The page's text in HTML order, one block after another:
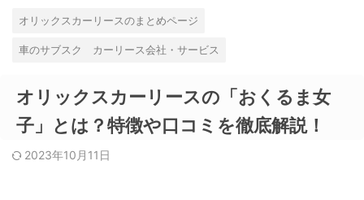
オリックスカーリースのまとめページ
車のサブスク カーリース会社・サービス
オリックスカーリースの「おくるま女
子」とは？特徴や口コミを徹底解説！
2023年10月11日